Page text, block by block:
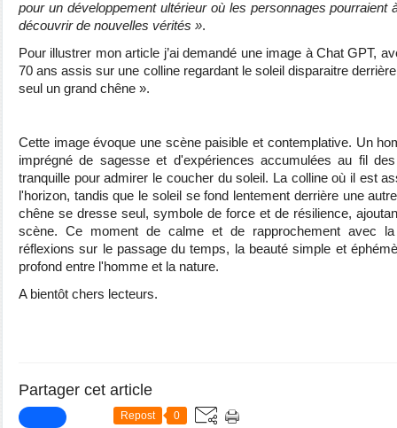
pour un développement ultérieur où les personnages pourraient
découvrir de nouvelles vérités ».
Pour illustrer mon article j’ai demandé une image à Chat GPT,
70 ans assis sur une colline regardant le soleil disparaitre
seul un grand chêne ».
Cette image évoque une scène paisible et contemplative. Un
imprégné de sagesse et d'expériences accumulées au fil
tranquille pour admirer le coucher du soleil. La colline où il est
l'horizon, tandis que le soleil se fond lentement derrière une
chêne se dresse seul, symbole de force et de résilience,
scène. Ce moment de calme et de rapprochement avec
réflexions sur le passage du temps, la beauté simple et
profond entre l'homme et la nature.
A bientôt chers lecteurs.
Partager cet article
Repost 0